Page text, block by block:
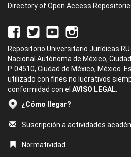
Directory of Open Access
Repositorio Universitario Jurídicas
Nacional Autónoma de México,
P. 04510, Ciudad de México, México.
utilizado con fines no lucrativos
conformidad con el AVISO LEGAL.
¿Cómo llegar?
Suscripción a actividades
Normatividad